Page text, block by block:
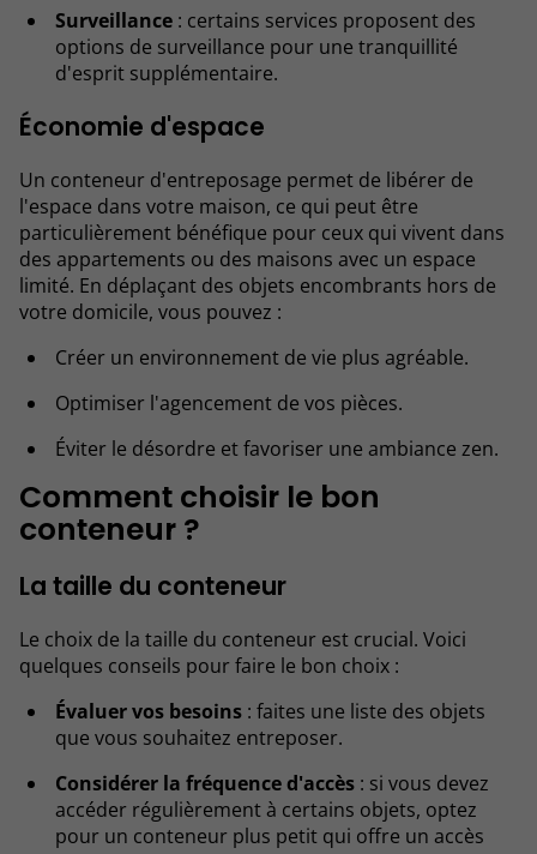
Surveillance: certains services proposent des
options de surveillance pour une tranquillité
d'esprit supplémentaire.
Économie d'espace
Un conteneur d'entreposage permet de libérer de
l'espace dans votre maison, ce qui peut être
particulièrement bénéfique pour ceux qui vivent dans
des appartements ou des maisons avec un espace
limité. En déplaçant des objets encombrants hors de
votre domicile, vous pouvez :
Créer un environnement de vie plus agréable.
Optimiser l'agencement de vos pièces.
Éviter le désordre et favoriser une ambiance zen.
Comment choisir le bon
conteneur ?
La taille du conteneur
Le choix de la taille du conteneur est crucial. Voici
quelques conseils pour faire le bon choix :
Évaluer vos besoins: faites une liste des objets
que vous souhaitez entreposer.
Considérer la fréquence d'accès: si vous devez
accéder régulièrement à certains objets, optez
pour un conteneur plus petit qui offre un accès